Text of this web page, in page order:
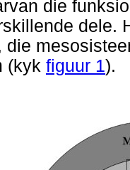
die
dele.
die
(kyk figuur 1).